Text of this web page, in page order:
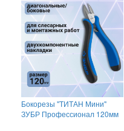
Бокорезы "ТИТАН Мини"
ЗУБР Профессионал 120мм